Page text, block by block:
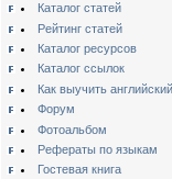
Каталог статей
Рейтинг статей
Каталог ресурсов
Каталог ссылок
Как выучить английский
Форум
Фотоальбом
Рефераты по языкам
Гостевая книга